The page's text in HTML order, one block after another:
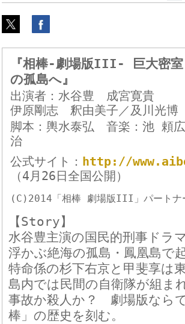
『相棒-劇場版III- 巨大密室
の孤島へ』
出演者：水谷豊 成宮寛貴
伊原剛志 釈由美子／及川光
脚本：輿水泰弘 音楽：池 頼
治
公式サイト： http://
（4月26日全国公開）
(C)2014「相棒 劇場版III」パートナ
【Story】
水谷豊主演の国民的刑事ドラ
浮かぶ絶海の孤島・鳳凰島で
特命係の杉下右京と甲斐享は
島内では民間の自衛隊が組ま
事故か殺人か？ 劇場版なら
棒」の歴史を刻む。